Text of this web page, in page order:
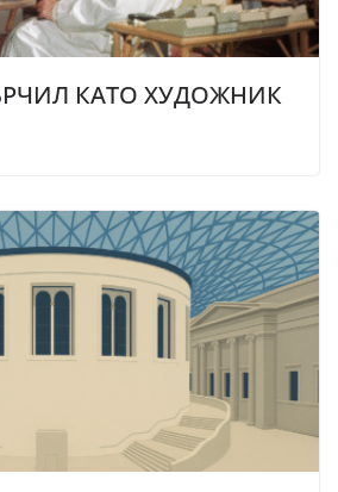
КАТО ХУДОЖНИК